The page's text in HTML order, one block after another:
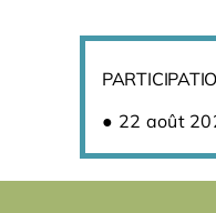
22 août